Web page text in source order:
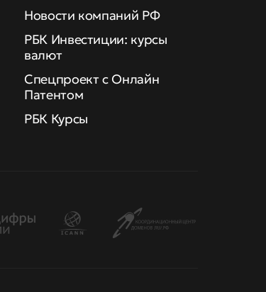
Новости компаний РФ
РБК Инвестиции: курсы
валют
Спецпроект с Онлайн
Патентом
РБК Курсы